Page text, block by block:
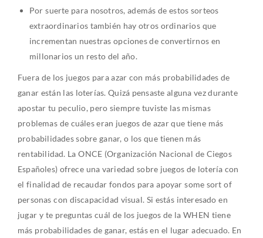
Por suerte para nosotros, además de estos sorteos
extraordinarios también hay otros ordinarios que
incrementan nuestras opciones de convertirnos en
millonarios un resto del año.
Fuera de los juegos para azar con más probabilidades de
ganar están las loterías. Quizá pensaste alguna vez durante
apostar tu peculio, pero siempre tuviste las mismas
problemas de cuáles eran juegos de azar que tiene más
probabilidades sobre ganar, o los que tienen más
rentabilidad. La ONCE (Organización Nacional de Ciegos
Españoles) ofrece una variedad sobre juegos de lotería con
el finalidad de recaudar fondos para apoyar some sort of
personas con discapacidad visual. Si estás interesado en
jugar y te preguntas cuál de los juegos de la WHEN tiene
más probabilidades de ganar, estás en el lugar adecuado. En